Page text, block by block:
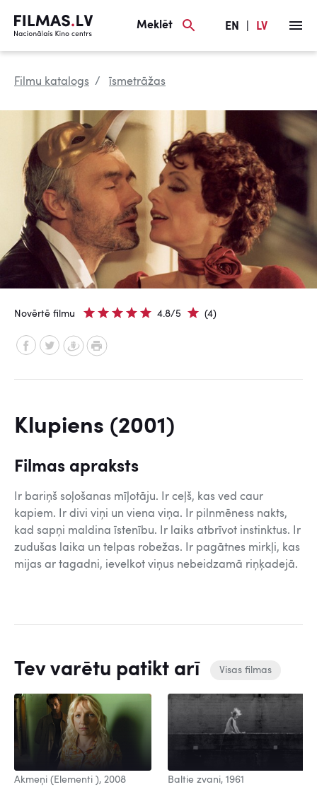
Meklēt EN LV
Filmu katalogs īsmetrāžas
Novērtē filmu 4.8/5 (4)
Klupiens (2001)
Filmas apraksts
Ir bariņš soļošanas mīļotāju. Ir ceļš, kas ved caur
kapiem. Ir divi viņi un viena viņa. Ir pilnmēness nakts,
kad sapņi maldina īstenību. Ir laiks atbrīvot instinktus. Ir
zudušas laika un telpas robežas. Ir pagātnes mirkļi, kas
mijas ar tagadni, ievelkot viņus nebeidzamā riņķadejā.
Tev varētu patikt arī Visas filmas
Akmeņi (Elementi ), 2008 Baltie zvani, 1961